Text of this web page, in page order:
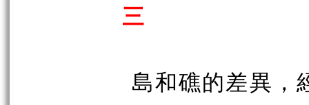
三
島和礁的差異，